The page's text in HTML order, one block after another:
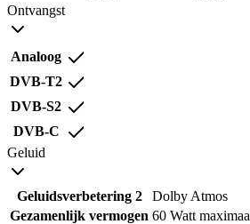
Ontvangst
Analoog
DVB-T2
DVB-S2
DVB-C
Geluid
Geluidsverbetering 2
Dolby Atmos
Gezamenlijk vermogen 60 Watt